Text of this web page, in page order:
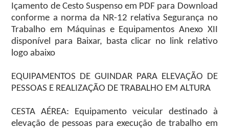
Içamento de Cesto Suspenso em PDF para Download
conforme a norma da NR-12 relativa Segurança no
Trabalho em Máquinas e Equipamentos Anexo XII
disponível para Baixar, basta clicar no link relativo
logo abaixo
EQUIPAMENTOS DE GUINDAR PARA ELEVAÇÃO DE
PESSOAS E REALIZAÇÃO DE TRABALHO EM ALTURA
CESTA AÉREA: Equipamento veicular destinado à
elevação de pessoas para execução de trabalho em